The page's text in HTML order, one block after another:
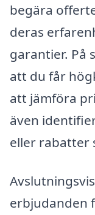
begära
deras
garantier. På
att du får
att jämföra
även
eller rabatter
erbjudanden